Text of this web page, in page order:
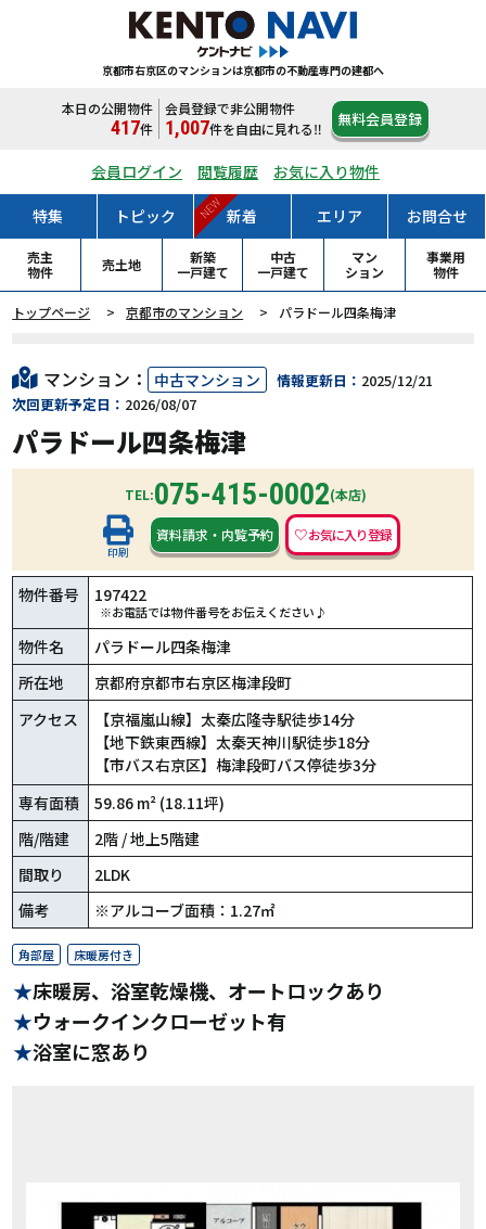
京都市右京区のマンションは京都市の不動産専門の建都へ
本日の公開物件
417件
会員登録で非公開物件
1,007件を自由に見れる‼ 無料会員登録
会員ログイン 閲覧履歴 お気に入り物件
特集 トピック 新着
NEW エリア お問合せ
売主
物件
売土地
新築
一戸建て
中古
一戸建て
マン
ション
事業用
物件
トップページ 京都市のマンション パラドール四条梅津
マンション： 中古マンション 情報更新日： 2025/12/21
次回更新予定日： 2026/08/07
パラドール四条梅津
TEL:075-415-0002(本店)
印刷
資料請求 ・ 内覧予約
物件番号 197422
※お電話では物件番号をお伝えください♪
物件名
パラドール四条梅津
所在地
京都府京都市右京区梅津段町
アクセス
【京福嵐山線】太秦広隆寺駅徒歩14分
【地下鉄東西線】太秦天神川駅徒歩18分
【市バス右京区】梅津段町バス停徒歩3分
専有面積
59.86 m² (18.11坪)
階/階建
2階 / 地上5階建
間取り
2LDK
備考
※アルコーブ面積：1.27㎡
角部屋 床暖房付き
床暖房、浴室乾燥機、オートロックあり
ウォークインクローゼット有
浴室に窓あり